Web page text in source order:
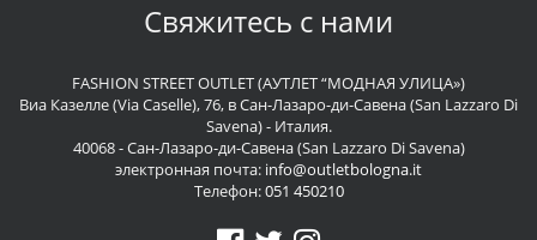
Свяжитесь с нами
FASHION STREET OUTLET (АУТЛЕТ “МОДНАЯ УЛИЦА»)
Виа Казелле (Via Caselle), 76, в Сан-Лазаро-ди-Савена (San Lazzaro Di
Savena) - Италия.
40068 - Сан-Лазаро-ди-Савена (San Lazzaro Di Savena)
электронная почта: info@outletbologna.it
Телефон:051 450210